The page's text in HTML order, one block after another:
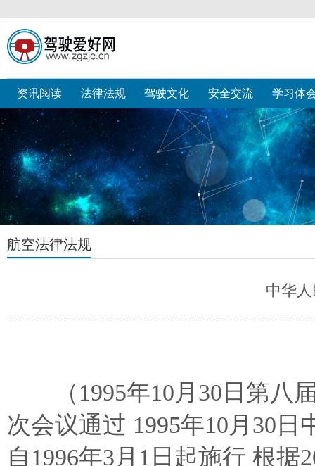
资讯阅读 法律法规 驾驶文化 安全交流 学习体
航空法律法规
中华
（1995年10月30日第八
次会议通过 1995年10月30
自1996年3月1日起施行 根据